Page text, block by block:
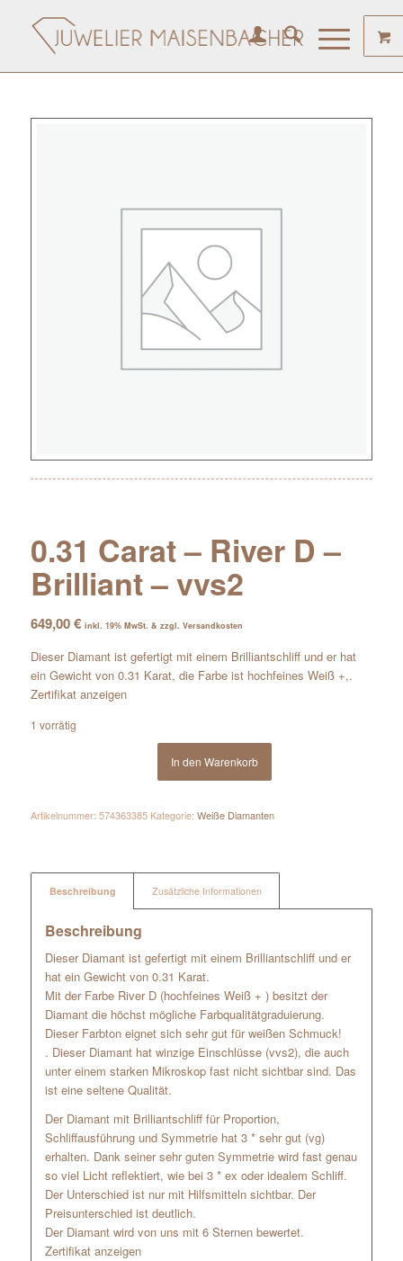
0.31 Carat – River D –
Brilliant – vvs2
649,00€ inkl. 19% MwSt. & zzgl. Versandkosten
Dieser Diamant ist gefertigt mit einem Brilliantschliff und er hat
ein Gewicht von 0.31 Karat, die Farbe ist hochfeines Weiß +,.
Zertifikat anzeigen
1 vorrätig
In den Warenkorb
Artikelnummer: 574363385 Kategorie: Weiße Diamanten
Beschreibung Zusätzliche Informationen
Beschreibung
Dieser Diamant ist gefertigt mit einem Brilliantschliff und er
hat ein Gewicht von 0.31 Karat.
Mit der Farbe River D (hochfeines Weiß + ) besitzt der
Diamant die höchst mögliche Farbqualitätgraduierung.
Dieser Farbton eignet sich sehr gut für weißen Schmuck!
. Dieser Diamant hat winzige Einschlüsse (vvs2), die auch
unter einem starken Mikroskop fast nicht sichtbar sind. Das
ist eine seltene Qualität.
Der Diamant mit Brilliantschliff für Proportion,
Schliffausführung und Symmetrie hat 3 * sehr gut (vg)
erhalten. Dank seiner sehr guten Symmetrie wird fast genau
so viel Licht reflektiert, wie bei 3 * ex oder idealem Schliff.
Der Unterschied ist nur mit Hilfsmitteln sichtbar. Der
Preisunterschied ist deutlich.
Der Diamant wird von uns mit 6 Sternen bewertet.
Zertifikat anzeigen